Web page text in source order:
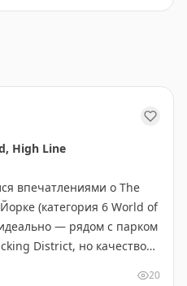
High Line
впечатлениями о The
(категория 6 World of
— рядом с парком
District, но качество
20